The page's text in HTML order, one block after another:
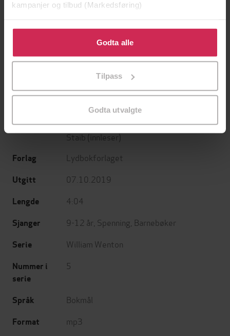
kampanjer og tilbud (Markedsføring)
Klikk på «Godta alle» for å gi oss ditt samtykke til å
bruke cookies for alle disse formålene. Du kan også
tilpasse ditt samtykke til spesifikke formål ved å klikke
Godta alle
Tilpass
Godta utvalgte
299,-
Jo Nesbø
399,-
Jussi Adler-Olsen
Forfattere Bobbie Peers(forfatter),Christoffer
Staib(innleser)
Forlag Lydbokforlaget
Utgitt 07.10.2019
Lengde 4:04
Sjanger 9-12 år Spenning Barnebøker
Serie William Wenton
Nummer i
serie
5
Språk Bokmål
Format mp3